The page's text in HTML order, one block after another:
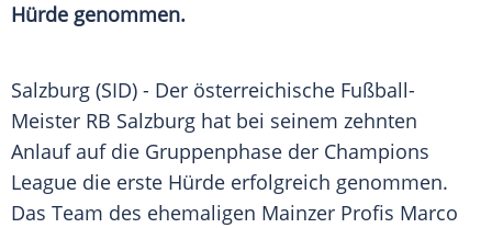
Hürde genommen.
Salzburg (SID) - Der österreichische Fußball-
Meister RB Salzburg hat bei seinem zehnten
Anlauf auf die Gruppenphase der Champions
League die erste Hürde erfolgreich genommen.
Das Team des ehemaligen Mainzer Profis Marco